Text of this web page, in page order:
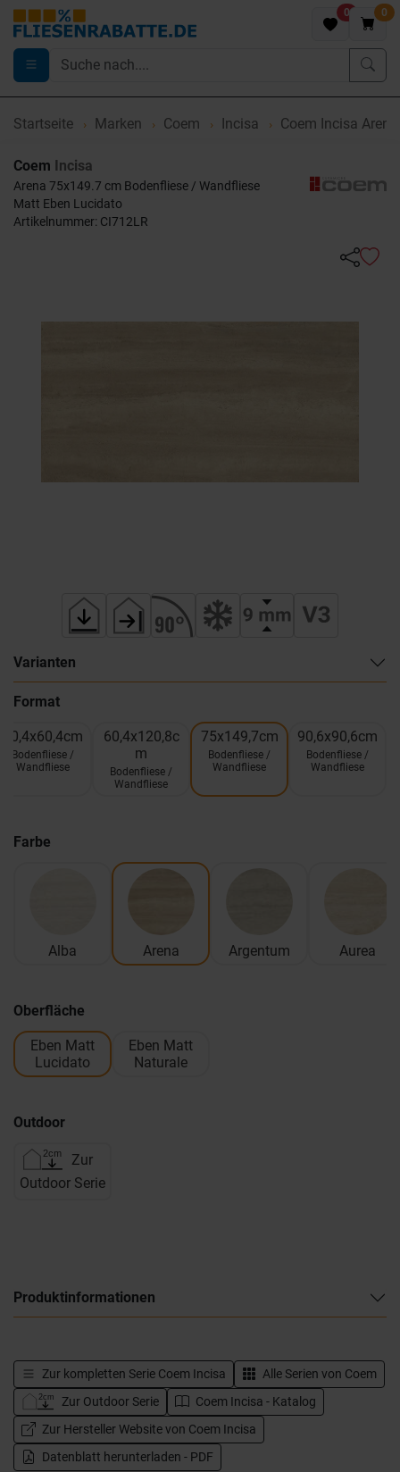
0 0
Startseite Marken Coem Incisa Coem Incisa
Coem Incisa
Arena 75x149.7 cm Bodenfliese / Wandfliese
Matt Eben Lucidato
Artikelnummer: CI712LR
Varianten
Format
60,4x60,4cm
Bodenfliese /
Wandfliese
60,4x120,8c
m
Bodenfliese /
Wandfliese
75x149,7cm
Bodenfliese /
Wandfliese
90,6x90,6cm
Bodenfliese /
Wandfliese
Farbe
Alba Arena Argentum Aurea
Oberfläche
Eben Matt
Lucidato
Eben Matt
Naturale
Outdoor
Zur
Outdoor Serie
Produktinformationen
Zur kompletten Serie Coem Incisa Alle Serien von Coem
Zur Outdoor Serie
Coem Incisa - Katalog
Zur Hersteller Website von Coem Incisa
Datenblatt herunterladen - PDF